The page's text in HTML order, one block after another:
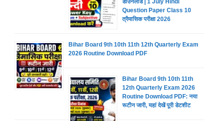
Question Paper Class 10
त्रैमासिक परीक्षा 2026
Bihar Board 9th 10th 11th 12th Quarterly Exam
2026 Routine Download PDF
Bihar Board 9th 10th 11th
12th Quarterly Exam 2026
Routine Download PDF: नया
रूटीन जारी, यहां देखें पूरी डेटशीट